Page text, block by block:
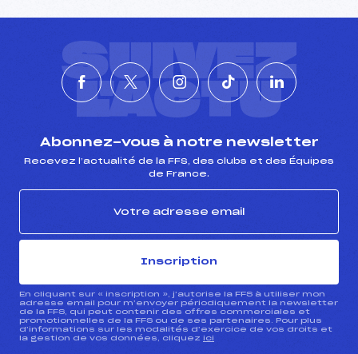
SUIVEZ
L'ACTU
Abonnez-vous à notre newsletter
Recevez l’actualité de la FFS, des clubs et des Équipes
de France.
Inscription
En cliquant sur « inscription », j’autorise la FFS à utiliser mon
adresse email pour m’envoyer périodiquement la newsletter
de la FFS, qui peut contenir des offres commerciales et
promotionnelles de la FFS ou de ses partenaires. Pour plus
d’informations sur les modalités d’exercice de vos droits et
la gestion de vos données, cliquez ici